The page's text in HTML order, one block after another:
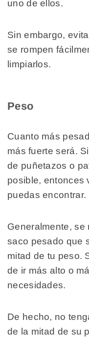
uno de ellos.
Sin embargo,
se rompen
limpiarlos.
Peso
Cuanto más
más fuerte será.
de puñetazos o
posible, entonces
puedas encontrar.
Generalmente, se
saco pesado que
mitad de tu peso.
de ir más alto o
necesidades.
De hecho, no
de la mitad de su